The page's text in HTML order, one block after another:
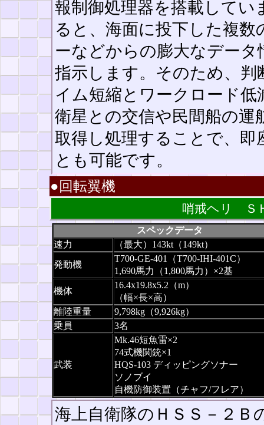
報制御処理器を搭載してい
ると、海面に投下した複
ーなどからの膨大なデー
指示します。そのため、
イム短縮とワークロード
衛星との交信や民間船の運
取得し処理することで、
とも可能です。
●回転翼機
哨戒ヘリ Ｓ
スペックデータ
速力
（最大）143kt（149kt）
発動機
T700-GE-401（T700-IHI-401C）
1,690馬力（1,800馬力）×2基
機体
16.4x19.8x5.2（m）
（幅×長×高）
離陸重量
9,798kg（9,926kg）
乗員
3名
武装
Mk.46短魚雷×2
74式機関銃×1
HQS-103 ディッピングソナー
ソノブイ
自機防御装置（チャフ/フレア）
海上自衛隊のＨＳＳ－２Ｂ